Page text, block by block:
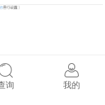
询 我的